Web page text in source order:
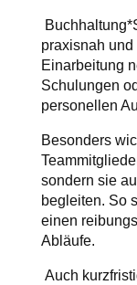
praxisnah
Einarbeitung
Schulungen
personellen
Besonders
sondern sie
begleiten. So
einen
Abläufe.
Auch